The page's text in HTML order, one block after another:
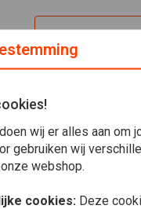
wij er alles aan
gebruiken wij
webshop.
cookies: Deze